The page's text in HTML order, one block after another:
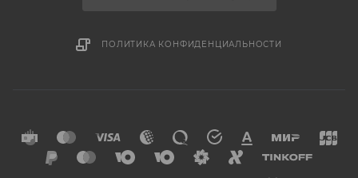
ПОЛИТИКА КОНФИДЕНЦИАЛЬНОСТИ